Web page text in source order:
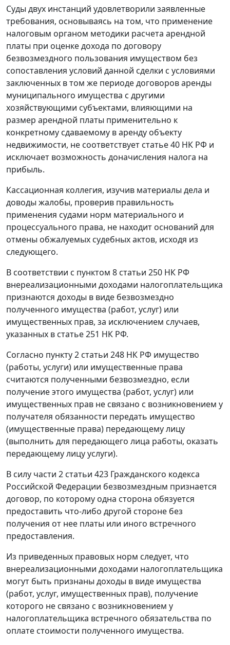
Суды двух инстанций удовлетворили заявленные
требования, основываясь на том, что применение
налоговым органом методики расчета арендной
платы при оценке дохода по договору
безвозмездного пользования имуществом без
сопоставления условий данной сделки с условиями
заключенных в том же периоде договоров аренды
муниципального имущества с другими
хозяйствующими субъектами, влияющими на
размер арендной платы применительно к
конкретному сдаваемому в аренду объекту
недвижимости, не соответствует статье 40 НК РФ и
исключает возможность доначисления налога на
прибыль.
Кассационная коллегия, изучив материалы дела и
доводы жалобы, проверив правильность
применения судами норм материального и
процессуального права, не находит оснований для
отмены обжалуемых судебных актов, исходя из
следующего.
В соответствии с пунктом 8 статьи 250 НК РФ
внереализационными доходами налогоплательщика
признаются доходы в виде безвозмездно
полученного имущества (работ, услуг) или
имущественных прав, за исключением случаев,
указанных в статье 251 НК РФ.
Согласно пункту 2 статьи 248 НК РФ имущество
(работы, услуги) или имущественные права
считаются полученными безвозмездно, если
получение этого имущества (работ, услуг) или
имущественных прав не связано с возникновением у
получателя обязанности передать имущество
(имущественные права) передающему лицу
(выполнить для передающего лица работы, оказать
передающему лицу услуги).
В силу части 2 статьи 423 Гражданского кодекса
Российской Федерации безвозмездным признается
договор, по которому одна сторона обязуется
предоставить что-либо другой стороне без
получения от нее платы или иного встречного
предоставления.
Из приведенных правовых норм следует, что
внереализационными доходами налогоплательщика
могут быть признаны доходы в виде имущества
(работ, услуг, имущественных прав), получение
которого не связано с возникновением у
налогоплательщика встречного обязательства по
оплате стоимости полученного имущества.